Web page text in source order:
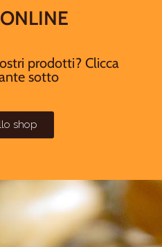
prodotti? Clicca
sotto
shop